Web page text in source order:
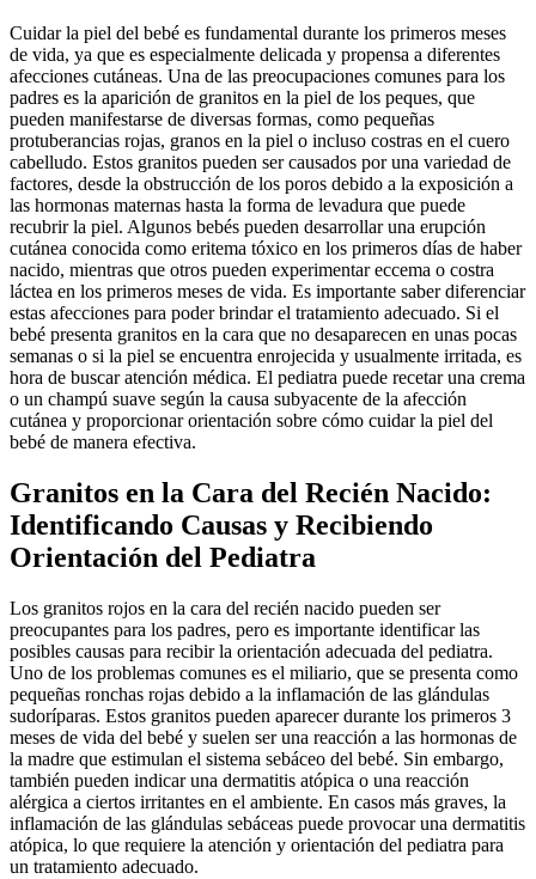
Cuidar la piel del bebé es fundamental durante los primeros meses
de vida, ya que es especialmente delicada y propensa a diferentes
afecciones cutáneas. Una de las preocupaciones comunes para los
padres es la aparición de granitos en la piel de los peques, que
pueden manifestarse de diversas formas, como pequeñas
protuberancias rojas, granos en la piel o incluso costras en el cuero
cabelludo. Estos granitos pueden ser causados por una variedad de
factores, desde la obstrucción de los poros debido a la exposición a
las hormonas maternas hasta la forma de levadura que puede
recubrir la piel. Algunos bebés pueden desarrollar una erupción
cutánea conocida como eritema tóxico en los primeros días de haber
nacido, mientras que otros pueden experimentar eccema o costra
láctea en los primeros meses de vida. Es importante saber diferenciar
estas afecciones para poder brindar el tratamiento adecuado. Si el
bebé presenta granitos en la cara que no desaparecen en unas pocas
semanas o si la piel se encuentra enrojecida y usualmente irritada, es
hora de buscar atención médica. El pediatra puede recetar una crema
o un champú suave según la causa subyacente de la afección
cutánea y proporcionar orientación sobre cómo cuidar la piel del
bebé de manera efectiva.
Granitos en la Cara del Recién Nacido:
Identificando Causas y Recibiendo
Orientación del Pediatra
Los granitos rojos en la cara del recién nacido pueden ser
preocupantes para los padres, pero es importante identificar las
posibles causas para recibir la orientación adecuada del pediatra.
Uno de los problemas comunes es el miliario, que se presenta como
pequeñas ronchas rojas debido a la inflamación de las glándulas
sudoríparas. Estos granitos pueden aparecer durante los primeros 3
meses de vida del bebé y suelen ser una reacción a las hormonas de
la madre que estimulan el sistema sebáceo del bebé. Sin embargo,
también pueden indicar una dermatitis atópica o una reacción
alérgica a ciertos irritantes en el ambiente. En casos más graves, la
inflamación de las glándulas sebáceas puede provocar una dermatitis
atópica, lo que requiere la atención y orientación del pediatra para
un tratamiento adecuado.